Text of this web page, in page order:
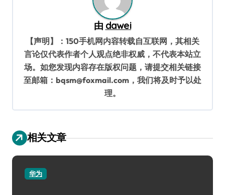
由 dawei
【声明】：150手机网内容转载自互联网，其相关
言论仅代表作者个人观点绝非权威，不代表本站立
场。如您发现内容存在版权问题，请提交相关链接
至邮箱：bqsm@foxmail.com，我们将及时予以处
理。
相关文章
华为